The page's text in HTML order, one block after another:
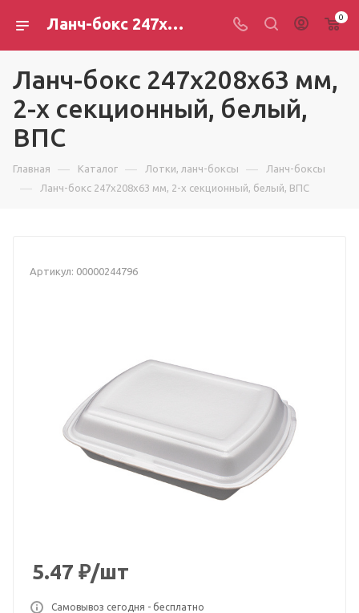
Ланч-бокс 247х208х63 мм, 2-х секционный, белый, ВПС 0
Ланч-бокс 247х208х63 мм,
2-х секционный, белый,
ВПС
Главная — Каталог — Лотки, ланч-боксы — Ланч-боксы
— Ланч-бокс 247х208х63 мм, 2-х секционный, белый, ВПС
Артикул: 00000244796
5.47 ₽/шт
Самовывоз сегодня - бесплатно